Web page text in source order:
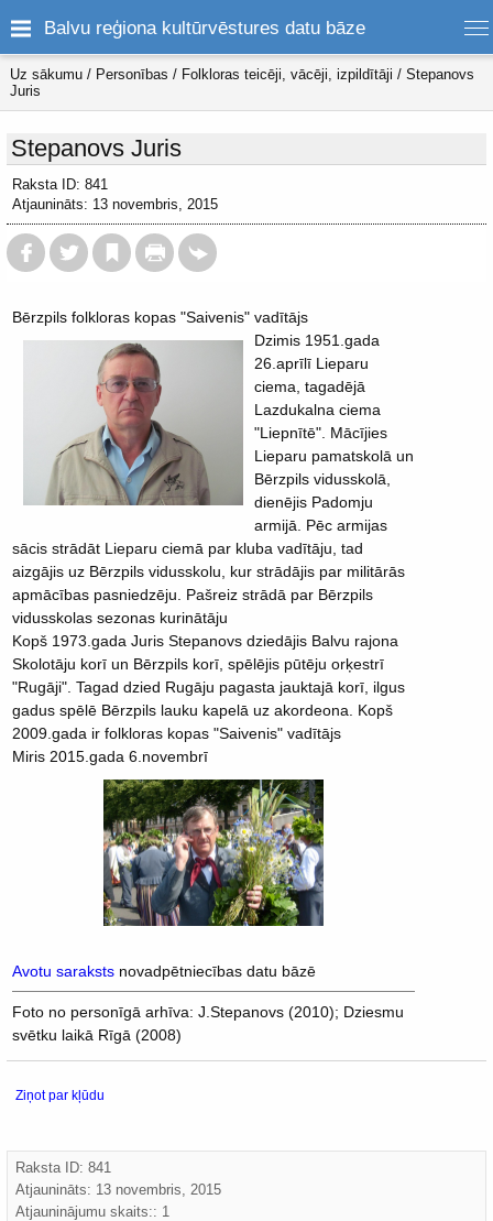
Balvu reģiona kultūrvēstures datu bāze
Uz sākumu / Personības / Folkloras teicēji, vācēji, izpildītāji / Stepanovs
Juris
Stepanovs Juris
Raksta ID: 841
Atjaunināts: 13 novembris, 2015
Bērzpils folkloras kopas "Saivenis" vadītājs
Dzimis 1951.gada
26.aprīlī Lieparu
ciema, tagadējā
Lazdukalna ciema
"Liepnītē". Mācījies
Lieparu pamatskolā un
Bērzpils vidusskolā,
dienējis Padomju
armijā. Pēc armijas
sācis strādāt Lieparu ciemā par kluba vadītāju, tad
aizgājis uz Bērzpils vidusskolu, kur strādājis par militārās
apmācības pasniedzēju. Pašreiz strādā par Bērzpils
vidusskolas sezonas kurinātāju
Kopš 1973.gada Juris Stepanovs dziedājis Balvu rajona
Skolotāju korī un Bērzpils korī, spēlējis pūtēju orķestrī
"Rugāji". Tagad dzied Rugāju pagasta jauktajā korī, ilgus
gadus spēlē Bērzpils lauku kapelā uz akordeona. Kopš
2009.gada ir folkloras kopas "Saivenis" vadītājs
Miris 2015.gada 6.novembrī
Avotu saraksts novadpētniecības datu bāzē
Foto no personīgā arhīva: J.Stepanovs (2010); Dziesmu
svētku laikā Rīgā (2008)
Ziņot par kļūdu
Raksta ID: 841
Atjaunināts: 13 novembris, 2015
Atjauninājumu skaits:: 1